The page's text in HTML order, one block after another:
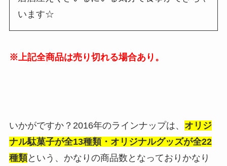
います☆
※上記全商品は売り切れる場合あり。
いかがですか？2016年のラインナップは、 オリジ
ナル駄菓子が全13種類・オリジナルグッズが全22
種類という、かなりの商品数となっておりかなり